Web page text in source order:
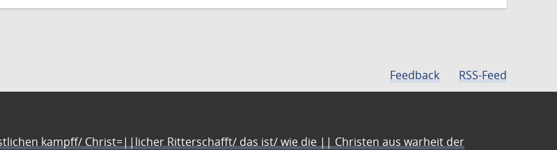
Feedback RSS-Feed
kampff/ Christ=||licher Ritterschafft/ das ist/ wie die || Christen aus warheit der